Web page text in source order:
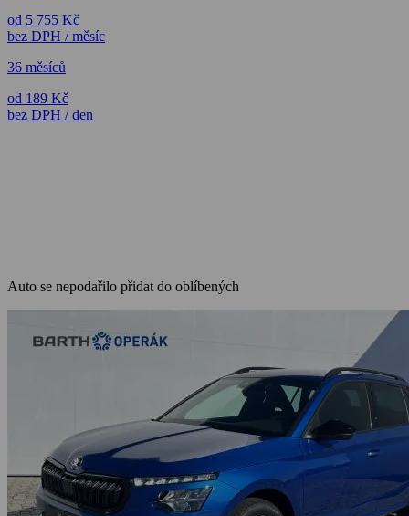
od 5 755 Kč
bez DPH / měsíc
36 měsíců
od 189 Kč
bez DPH / den
Auto se nepodařilo přidat do oblíbených